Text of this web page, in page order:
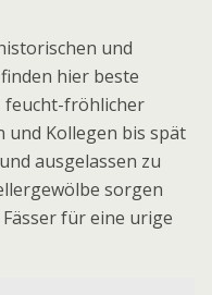
und
hier beste
feucht-fröhlicher
und Kollegen bis spät
ausgelassen zu
sorgen
für eine urige